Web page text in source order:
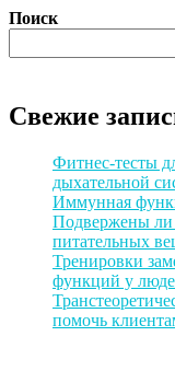
Поиск
Свежие
Фитнес-тесты
дыхательной
Иммунная
Подвержены ли
питательных
Тренировки
функций у
помочь